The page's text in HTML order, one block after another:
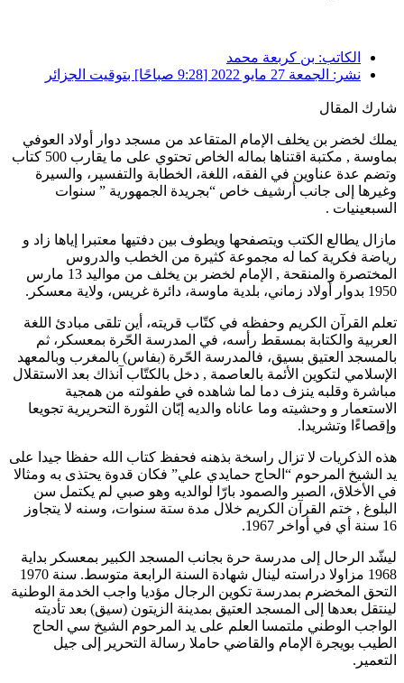
الكاتب: بن كربعة محمد
نشر: الجمعة 27 مايو 2022 [9:28 صباحًا] بتوقيت الجزائر
شارك المقال
يملك لخضر بن يخلف الإمام المتقاعد من مسجد دوار أولاد العوفي
بماوسة , مكتبة اقتناها بماله الخاص تحتوي على ما يقارب 500 كتاب
وتضم عدة عناوين في الفقه، اللغة، الخطابة والتفسير، والسيرة
وغيرها إلى جانب أرشيف خاص “بجريدة الجمهورية ” سنوات
السبعينيات .
مازال يطالع الكتب ويتصفحها ويطوف بين دفتيها معتبرا إياها زاد و
رياضة فكرية كما له مجموعة كثيرة من الخطب والدروس
المختصرة والمنقحة , الإمام لخضر بن يخلف من مواليد 13 مارس
1950 بدوار أولاد زماني، بلدية ماوسة، دائرة غريس، ولاية معسكر.
تعلم القرآن الكريم وحفظه في كتّاب قريته، أين تلقى مبادئ اللغة
العربية والكتابة بمسقط رأسه، في المدرسة الحّرة بمعسكر، ثم
بالمسجد العتيق بسيق، فالمدرسة الحّرة (بفاس) بالمغرب وبالمعهد
الإسلامي لتكوين الأئمة بالعاصمة , دخل بالكتّاب آنذاك بعد الاستقلال
مباشرة وقلبه ينزف دما لما شاهده في طفولته من همجية
الاستعمار و وحشيته وما عاناه والديه إبّان الثورة التحريرية تجويعا
وإقصاءًا وتشريدا.
هذه الذكريات لا تزال راسخة بذهنه فحفظ كتاب الله حفظا جيدا على
يد الشيخ المرحوم “الحاج حمايدي علي” فكان قدوة يحتذى به ومثالا
في الأخلاق، الصبر والصمود بارّا لوالديه وهو صبي لم يكتمل سن
البلوغ , ختم القرآن الكريم خلال مدة ستة سنوات، وسنه لا يتجاوز
16 سنة أي في أواخر 1967.
ليشّد الرحال إلى مدرسة حرة بجانب المسجد الكبير بمعسكر بداية
1968 مزاولا دراسته لينال شهادة السنة الرابعة متوسط. سنة 1970
التحق المخضرم بمدرسة تكوين الرجال مؤديا واجب الخدمة الوطنية
لينتقل بعدها إلى المسجد العتيق بمدينة الزيتون (سيق) بعد تأديته
الواجب الوطني ملتمسا العلم على يد المرحوم الشيخ سي الحاج
الطيب بويجرة الإمام والقاضي حاملا رسالة التحرير إلى جيل
التعمير.